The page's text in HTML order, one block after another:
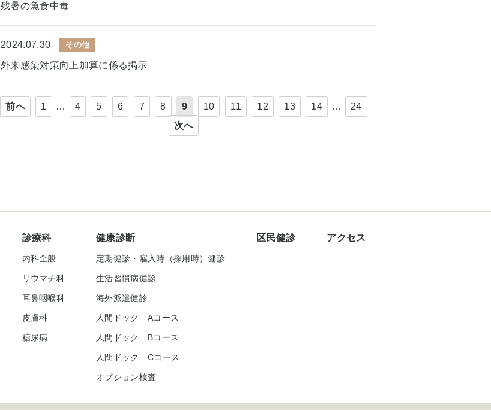
残暑の魚食中毒
2024.07.30 その他
外来感染対策向上加算に係る掲示
前へ 1 … 4 5 6 7 8 9 10 11 12 13 14 …
24
次へ
診療科
内科全般
リウマチ科
耳鼻咽喉科
皮膚科
糖尿病
健康診断
定期健診・雇入時（採用時）健診
生活習慣病健診
海外派遣健診
人間ドック Aコース
人間ドック Bコース
人間ドック Cコース
オプション検査
区民健診 アクセス